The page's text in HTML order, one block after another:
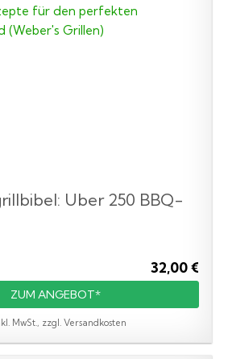
Über 250 BBQ-
32,00 €
ZUM ANGEBOT*
MwSt., zzgl. Versandkosten